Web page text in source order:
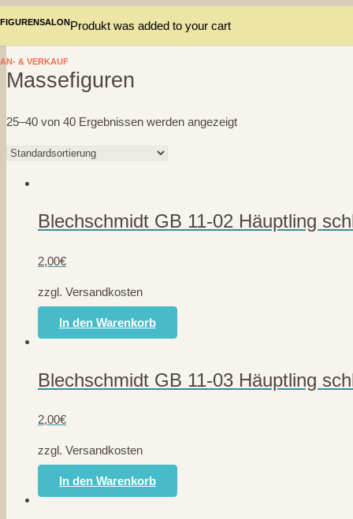
FIGURENSALON
AN- & VERKAUF
Produkt was added to your cart
Massefiguren
25–40 von 40 Ergebnissen werden angezeigt
Blechschmidt GB 11-02 Häuptling
2,00€
zzgl. Versandkosten
In den Warenkorb
Blechschmidt GB 11-03 Häuptling
2,00€
zzgl. Versandkosten
In den Warenkorb